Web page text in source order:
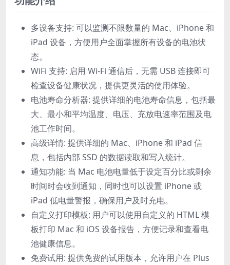
多设备支持: 可以监测不限数量的 Mac、iPhone 和
iPad 设备，方便用户全面掌握所有设备的电池状
态。
WiFi 支持: 启用 Wi-Fi 通信后，无需 USB 连接即可
检查设备健康状况，提供更灵活的使用体验。
电池寿命分析器: 提供详细的电池寿命信息，包括最
大、最小和平均温度、电压、充放电速率范围及电
池工作时间。
高级详情: 提供详细的 Mac、iPhone 和 iPad 信
息，包括内部 SSD 的数据读取和写入统计。
通知功能: 当 Mac 电池电量低于设定百分比或剩余
时间时会收到通知，同时也可以设置 iPhone 或
iPad 低电量警报，确保用户及时充电。
自定义打印模板: 用户可以使用自定义的 HTML 模
板打印 Mac 和 iOS 设备报告，方便记录和查看电
池健康信息。
免费试用: 提供免费的试用版本，允许用户在 Plus